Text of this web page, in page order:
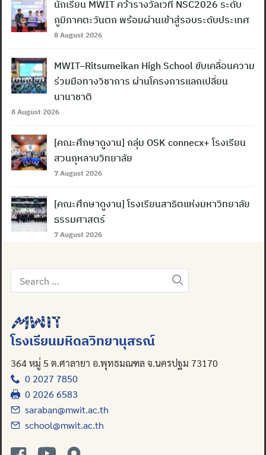
for:
นักเรียน MWIT คว้ารางวัลเวที NSC2026 ระดับ
ภูมิภาคตะวันตก พร้อมผ่านเข้าสู่รอบระดับประเทศ
8 August 2026
MWIT–Ritsumeikan High School ขับเคลื่อนความ
ร่วมมือทางวิชาการ ผ่านโครงการแลกเปลี่ยน
นานาชาติ
8 August 2026
[คณะศึกษาดูงาน] กลุ่ม OSK connecx+ โรงเรียน
สวนกุหลาบวิทยาลัย
7 August 2026
[คณะศึกษาดูงาน] โรงเรียนสาธิตแห่งมหาวิทยาลัย
ธรรมศาสตร์
7 August 2026
Search
for:
โรงเรียนมหิดลวิทยานุสรณ์
364 หมู่ 5 ต.ศาลายา อ.พุทธมณฑล จ.นครปฐม 73170
0 2027 7850
0 2026 6583
saraban@mwit.ac.th
school@mwit.ac.th